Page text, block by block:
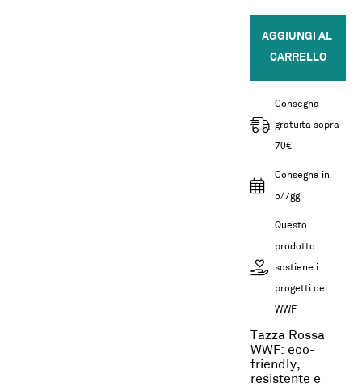
AGGIUNGI AL
CARRELLO
Consegna
gratuita sopra
70€
Consegna in
5/7gg
Questo
prodotto
sostiene i
progetti del
WWF
Tazza Rossa
WWF: eco-
friendly,
resistente e